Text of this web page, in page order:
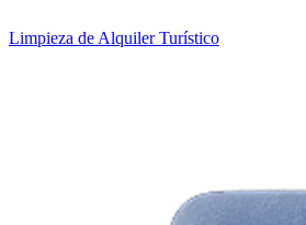
Limpieza de Alquiler Turístico